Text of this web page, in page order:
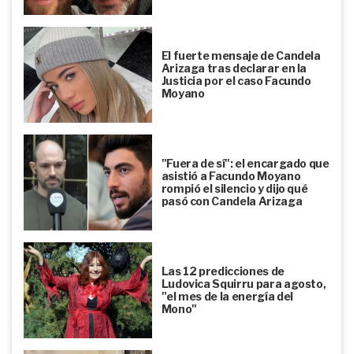
El fuerte mensaje de Candela
Arizaga tras declarar en la
Justicia por el caso Facundo
Moyano
"Fuera de sí": el encargado que
asistió a Facundo Moyano
rompió el silencio y dijo qué
pasó con Candela Arizaga
Las 12 predicciones de
Ludovica Squirru para agosto,
"el mes de la energía del
Mono"